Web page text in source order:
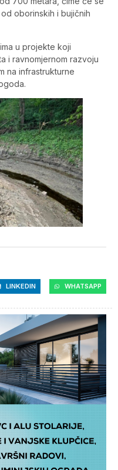
oborinskih i bujičnih
u projekte koji
i ravnomjernom razvoju
na infrastrukturne
LINKEDIN WHATSAPP